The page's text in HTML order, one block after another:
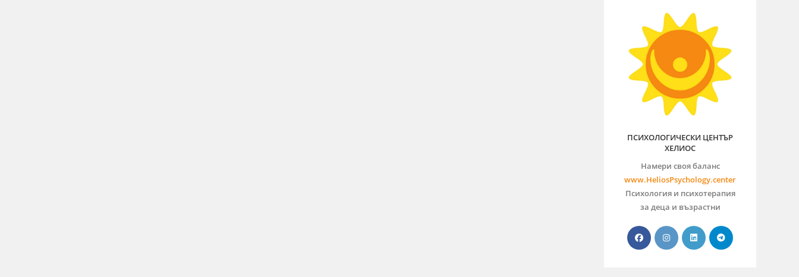
ПСИХОЛОГИЧЕСКИ ЦЕНТЪР
ХЕЛИОС
Намери своя баланс
www.HeliosPsychology.center
Психология и психотерапия
за деца и възрастни